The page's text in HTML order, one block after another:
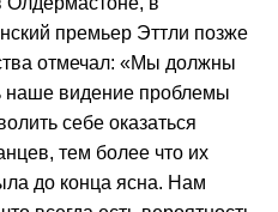
премьер Эттли позже
отмечал: «Мы должны
наше видение проблемы
себе оказаться
тем более что их
до конца ясна. Нам